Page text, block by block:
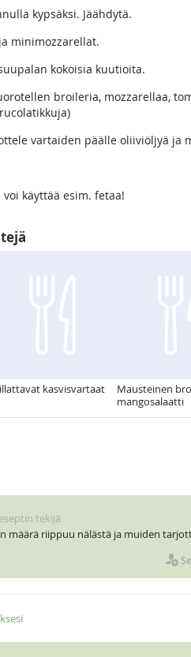
kypsäksi. Jäähdytä.
minimozzarellat.
kokoisia kuutioita.
broileria, mozzarellaa,
vartaiden päälle oliiviöljyä
käyttää esim. fetaa!
kasvisvartaat
Mausteinen
mangosalaatti
tekijä
määrä riippuu nälästä ja muiden